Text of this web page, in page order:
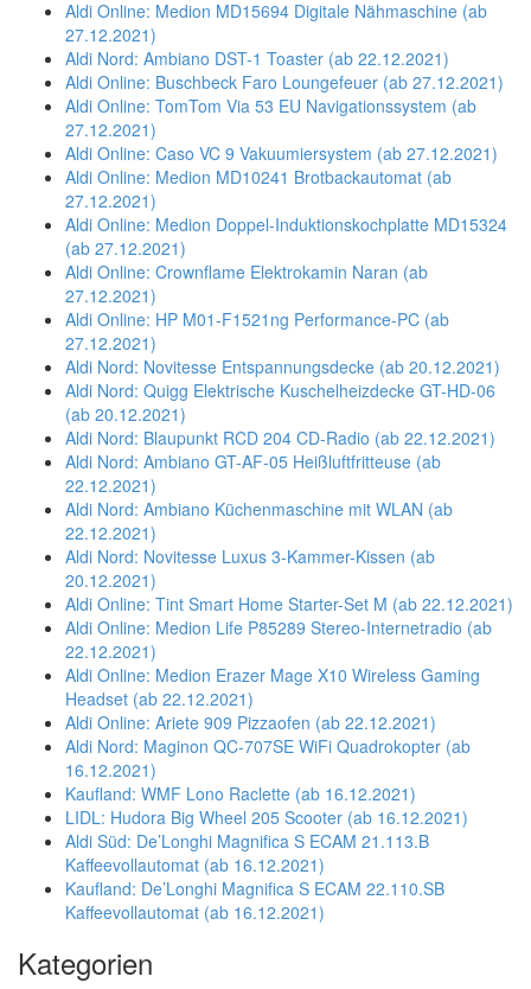
Aldi Online: Medion MD15694 Digitale Nähmaschine (ab
27.12.2021)
Aldi Nord: Ambiano DST-1 Toaster (ab 22.12.2021)
Aldi Online: Buschbeck Faro Loungefeuer (ab 27.12.2021)
Aldi Online: TomTom Via 53 EU Navigationssystem (ab
27.12.2021)
Aldi Online: Caso VC 9 Vakuumiersystem (ab 27.12.2021)
Aldi Online: Medion MD10241 Brotbackautomat (ab
27.12.2021)
Aldi Online: Medion Doppel-Induktionskochplatte MD15324
(ab 27.12.2021)
Aldi Online: Crownflame Elektrokamin Naran (ab
27.12.2021)
Aldi Online: HP M01-F1521ng Performance-PC (ab
27.12.2021)
Aldi Nord: Novitesse Entspannungsdecke (ab 20.12.2021)
Aldi Nord: Quigg Elektrische Kuschelheizdecke GT-HD-06
(ab 20.12.2021)
Aldi Nord: Blaupunkt RCD 204 CD-Radio (ab 22.12.2021)
Aldi Nord: Ambiano GT-AF-05 Heißluftfritteuse (ab
22.12.2021)
Aldi Nord: Ambiano Küchenmaschine mit WLAN (ab
22.12.2021)
Aldi Nord: Novitesse Luxus 3-Kammer-Kissen (ab
20.12.2021)
Aldi Online: Tint Smart Home Starter-Set M (ab 22.12.2021)
Aldi Online: Medion Life P85289 Stereo-Internetradio (ab
22.12.2021)
Aldi Online: Medion Erazer Mage X10 Wireless Gaming
Headset (ab 22.12.2021)
Aldi Online: Ariete 909 Pizzaofen (ab 22.12.2021)
Aldi Nord: Maginon QC-707SE WiFi Quadrokopter (ab
16.12.2021)
Kaufland: WMF Lono Raclette (ab 16.12.2021)
LIDL: Hudora Big Wheel 205 Scooter (ab 16.12.2021)
Aldi Süd: De’Longhi Magnifica S ECAM 21.113.B
Kaffeevollautomat (ab 16.12.2021)
Kaufland: De’Longhi Magnifica S ECAM 22.110.SB
Kaffeevollautomat (ab 16.12.2021)
Kategorien